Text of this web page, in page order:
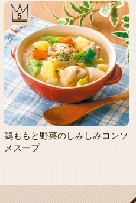
5
鶏ももと野菜のしみしみコンソ
メスープ